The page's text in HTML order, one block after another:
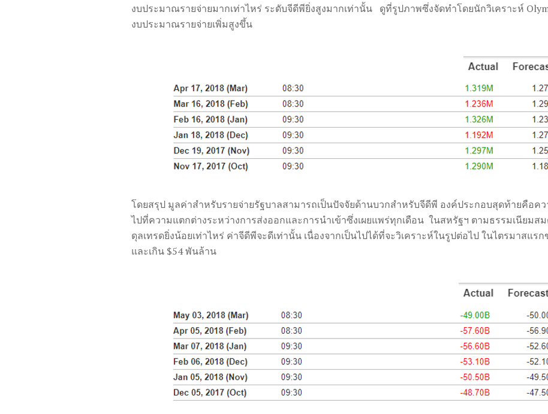
งบประมาณรายจ่ายมากเท่าไหร่ ระดับจีดีพียิ่งสูงมากเท่านั้น ดูที่รูปภาพซึ่งจัดทำโดยนักวิเคราะห์
งบประมาณรายจ่ายเพิ่มสูงขึ้น
โดยสรุป มูลค่าสำหรับรายจ่ายรัฐบาลสามารถเป็นปัจจัยด้านบวกสำหรับจีดีพี องค์ประกอบสุดท้ายคือค
ไปที่ความแตกต่างระหว่างการส่งออกและการนำเข้าซึ่งเผยแพร่ทุกเดือน ในสหรัฐฯ ตามธรรมเนียมส
ดุลเทรดยิ่งน้อยเท่าไหร่ ค่าจีดีพีจะดีเท่านั้น เนื่องจากเป็นไปได้ที่จะวิเคราะห์ในรูปต่อไป ในไตรมาสแร
และเกิน $54 พันล้าน